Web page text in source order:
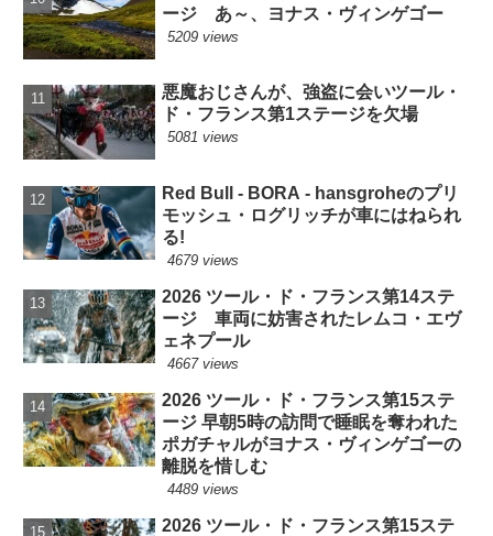
ージ あ～、ヨナス・ヴィンゲゴー
5209 views
悪魔おじさんが、強盗に会いツール・
ド・フランス第1ステージを欠場
5081 views
Red Bull - BORA - hansgroheのプリ
モッシュ・ログリッチが車にはねられ
る!
4679 views
2026 ツール・ド・フランス第14ステ
ージ 車両に妨害されたレムコ・エヴ
ェネプール
4667 views
2026 ツール・ド・フランス第15ステ
ージ 早朝5時の訪問で睡眠を奪われた
ポガチャルがヨナス・ヴィンゲゴーの
離脱を惜しむ
4489 views
2026 ツール・ド・フランス第15ステ